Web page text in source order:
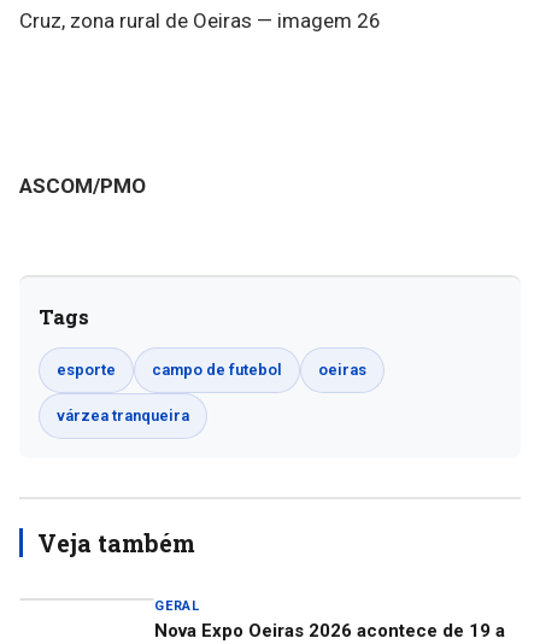
ASCOM/PMO
Tags
esporte campo de futebol oeiras
várzea tranqueira
Veja também
GERAL
Nova Expo Oeiras 2026 acontece de 19 a